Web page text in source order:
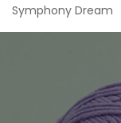
Symphony Dream